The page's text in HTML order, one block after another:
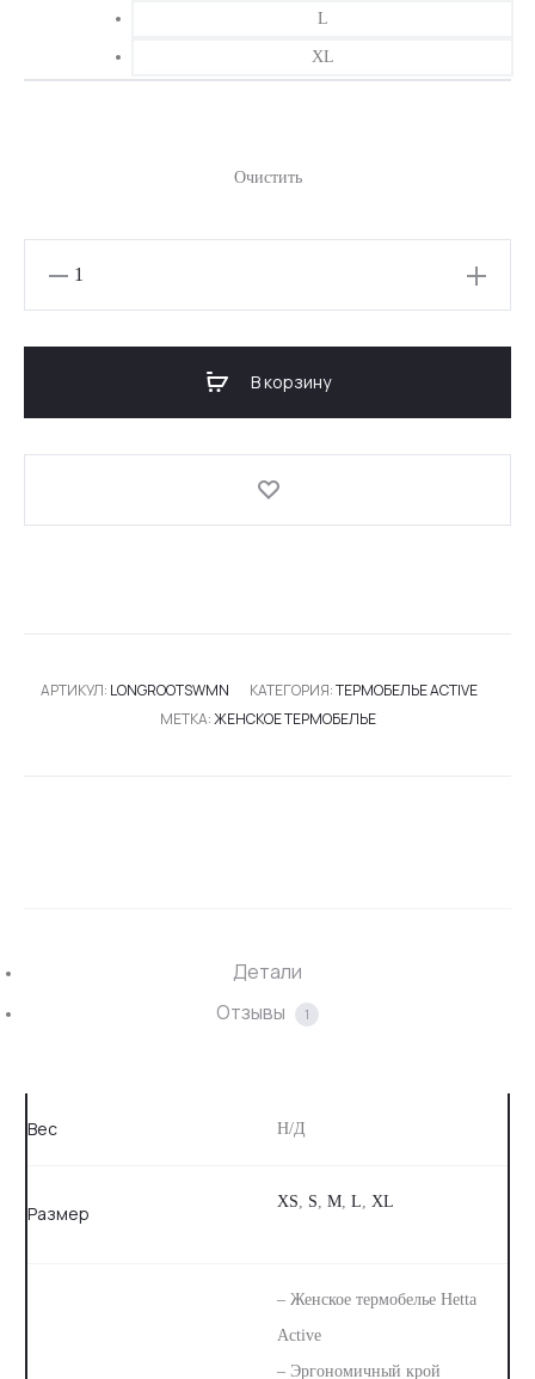
L
XL
Очистить
Количество
В корзину
АРТИКУЛ: LONGROOTSWMN КАТЕГОРИЯ:ТЕРМОБЕЛЬЕ ACTIVE
МЕТКА:ЖЕНСКОЕ ТЕРМОБЕЛЬЕ
Детали
Отзывы
1
Вес Н/Д
Размер
XS, S, M, L, XL
– Женское термобелье Hetta
Active⠀
– Эргономичный крой ⠀